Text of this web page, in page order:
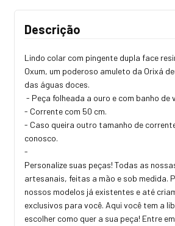
Descrição
Lindo colar com pingente dupla face
Oxum, um poderoso amuleto da Orixá
das águas doces.
- Peça folheada a ouro e com banho de
- Corrente com 50 cm.
- Caso queira outro tamanho de
conosco.
-
Personalize suas peças! Todas as
artesanais, feitas a mão e sob medida.
nossos modelos já existentes e até
exclusivos para você. Aqui você tem a
escolher como quer a sua peça! Entre